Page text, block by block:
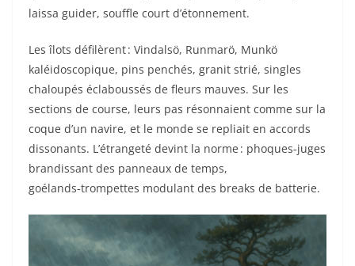
laissa guider, souffle court d’étonnement.
Les îlots défilèrent : Vindalsö, Runmarö, Munkö
kaléidoscopique, pins penchés, granit strié, singles
chaloupés éclaboussés de fleurs mauves. Sur les
sections de course, leurs pas résonnaient comme sur la
coque d’un navire, et le monde se repliait en accords
dissonants. L’étrangeté devint la norme : phoques‑juges
brandissant des panneaux de temps,
goélands‑trompettes modulant des breaks de batterie.